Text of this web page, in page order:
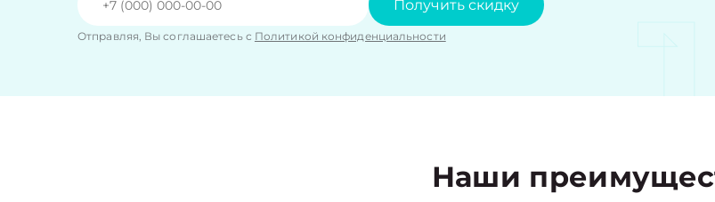
Получить скидку
Отправляя, Вы соглашаетесь с Политикой конфиденциальности
Наши